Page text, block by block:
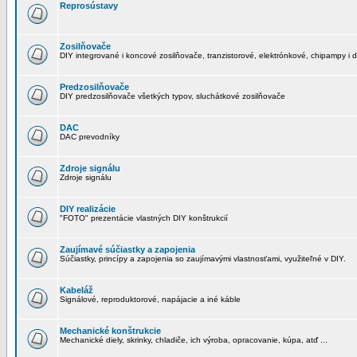
Reprosústavy
Zosilňovače
DIY integrované i koncové zosilňovače, tranzistorové, elektrónkové, chipampy i
Predzosilňovače
DIY predzosilňovače všetkých typov, sluchátkové zosilňovače
DAC
DAC prevodníky
Zdroje signálu
Zdroje signálu
DIY realizácie
"FOTO" prezentácie vlastných DIY konštrukcií
Zaujímavé súčiastky a zapojenia
Súčiastky, princípy a zapojenia so zaujímavými vlastnosťami, využiteľné v DIY.
Kabeláž
Signálové, reproduktorové, napájacie a iné káble
Mechanické konštrukcie
Mechanické diely, skrinky, chladiče, ich výroba, opracovanie, kúpa, atď ...